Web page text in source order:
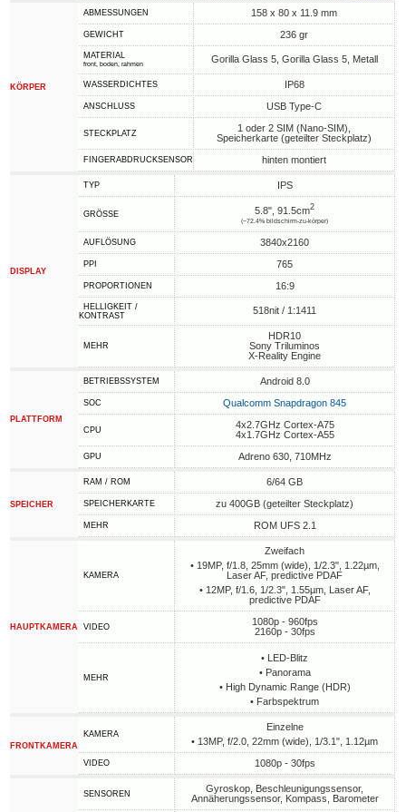
KÖRPER
ABMESSUNGEN 158 x 80 x 11.9 mm
GEWICHT 236 gr
MATERIAL
front, boden, rahmen Gorilla Glass 5, Gorilla Glass 5, Metall
WASSERDICHTES IP68
ANSCHLUSS USB Type-C
STECKPLATZ
1 oder 2 SIM (Nano-SIM),
Speicherkarte (geteilter Steckplatz)
FINGERABDRUCKSENSOR hinten montiert
DISPLAY
TYP IPS
GRÖSSE 5.8", 91.5cm2
(~72.4% bildschirm-zu-körper)
AUFLÖSUNG 3840x2160
PPI 765
PROPORTIONEN 16:9
HELLIGKEIT /
KONTRAST
518nit / 1:1411
MEHR
HDR10
Sony Triluminos
X-Reality Engine
PLATTFORM
BETRIEBSSYSTEM Android 8.0
SOC Qualcomm Snapdragon 845
CPU
4x2.7GHz Cortex-A75
4x1.7GHz Cortex-A55
GPU Adreno 630, 710MHz
SPEICHER
RAM / ROM 6/64 GB
SPEICHERKARTE zu 400GB (geteilter Steckplatz)
MEHR ROM UFS 2.1
HAUPTKAMERA
KAMERA
Zweifach
• 19MP, f/1.8, 25mm (wide), 1/2.3", 1.22µm,
Laser AF, predictive PDAF
• 12MP, f/1.6, 1/2.3", 1.55µm, Laser AF,
predictive PDAF
VIDEO
1080p - 960fps
2160p - 30fps
MEHR
• LED-Blitz
• Panorama
• High Dynamic Range (HDR)
• Farbspektrum
FRONTKAMERA
KAMERA
Einzelne
• 13MP, f/2.0, 22mm (wide), 1/3.1", 1.12µm
VIDEO 1080p - 30fps
SENSOREN
Gyroskop, Beschleunigungssensor,
Annäherungssensor, Kompass, Barometer